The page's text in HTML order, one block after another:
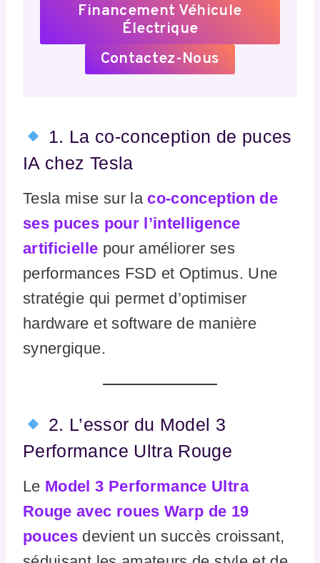
Financement Véhicule
Électrique
Contactez-Nous
1. La co-conception de puces
IA chez Tesla
Tesla mise sur laco-conception de
ses puces pour l’intelligence
artificielle pour améliorer ses
performances FSD et Optimus. Une
stratégie qui permet d’optimiser
hardware et software de manière
synergique.
2. L’essor du Model 3
Performance Ultra Rouge
Le Model 3 Performance Ultra
Rouge avec roues Warp de 19
pouces devient un succès croissant,